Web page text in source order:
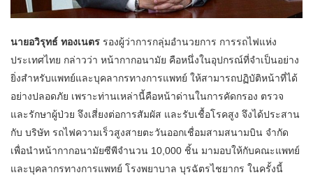
นายอวิรุทธ์ ทองเนตร รองผู้ว่าการกลุ่มอำนวยการ การรถไฟแห่ง
ประเทศไทย กล่าวว่า หน้ากากอนามัย คือหนึ่งในอุปกรณ์ที่จำเป็นอย่าง
ยิ่งสำหรับแพทย์และบุคลากรทางการแพทย์ ให้สามารถปฏิบัติหน้าที่ได้
อย่างปลอดภัย เพราะท่านเหล่านี้คือหน้าด่านในการคัดกรอง ตรวจ
และรักษาผู้ป่วย จึงเสี่ยงต่อการสัมผัส และรับเชื้อโรคสูง จึงได้ประสาน
กับ บริษัท รถไฟความเร็วสูงสายตะวันออกเชื่อมสามสนามบิน จำกัด
เพื่อนำหน้ากากอนามัยซีพีจำนวน 10,000 ชิ้น มามอบให้กับคณะแพทย์
และบุคลากรทางการแพทย์ โรงพยาบาล บุรฉัตรไชยากร ในครั้งนี้